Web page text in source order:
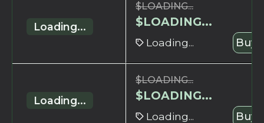
Loading...
$LOADING...
$LOADING...
Loading... Buy
Loading...
$LOADING...
$LOADING...
Loading... Buy